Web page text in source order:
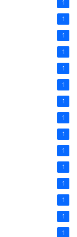
1
1
1
1
1
1
1
1
1
1
1
1
1
1
1